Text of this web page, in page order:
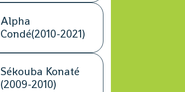
Alpha
Condé(2010-2021)
Sékouba Konaté
(2009-2010)